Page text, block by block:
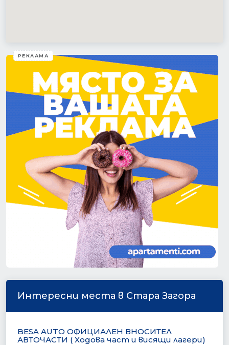
РЕКЛАМА
Интересни места в Стара Загора
BESA AUTO ОФИЦИАЛЕН ВНОСИТЕЛ
АВТОЧАСТИ ( Ходова част и висящи лагери)